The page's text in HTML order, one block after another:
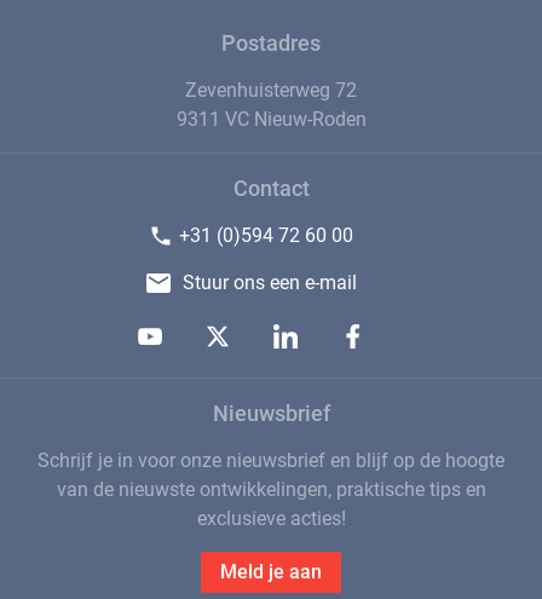
Postadres
Zevenhuisterweg 72
9311 VC Nieuw-Roden
Contact
+31 (0)594 72 60 00
Stuur ons een e-mail
Nieuwsbrief
Schrijf je in voor onze nieuwsbrief en blijf op de hoogte
van de nieuwste ontwikkelingen, praktische tips en
exclusieve acties!
Meld je aan